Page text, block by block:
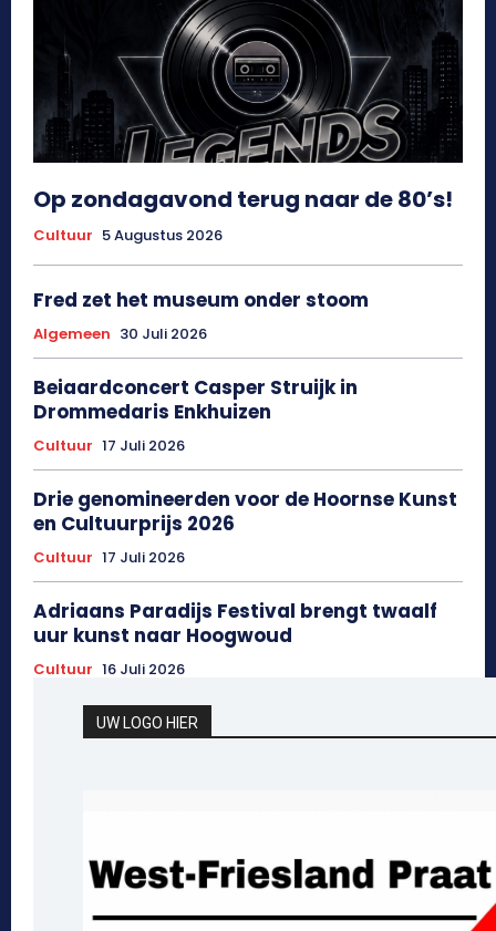
Op zondagavond terug naar de 80’s!
Cultuur 5 Augustus 2026
Fred zet het museum onder stoom
Algemeen 30 Juli 2026
Beiaardconcert Casper Struijk in
Drommedaris Enkhuizen
Cultuur 17 Juli 2026
Drie genomineerden voor de Hoornse Kunst
en Cultuurprijs 2026
Cultuur 17 Juli 2026
Adriaans Paradijs Festival brengt twaalf
uur kunst naar Hoogwoud
Cultuur 16 Juli 2026
UW LOGO HIER